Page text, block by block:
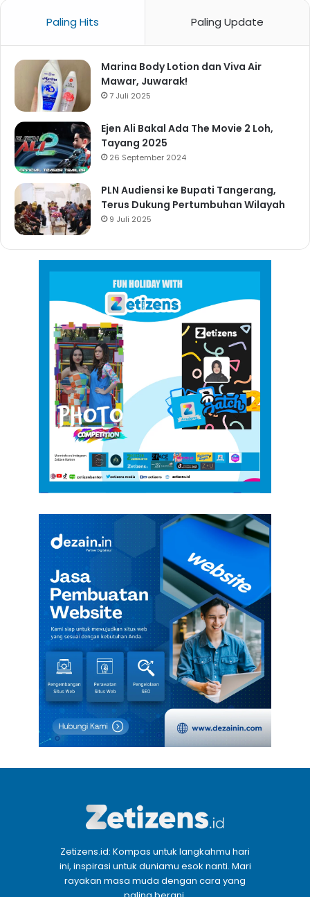
Paling Hits Paling Update
Marina Body Lotion dan Viva Air
Mawar, Juwarak!
7 Juli 2025
Ejen Ali Bakal Ada The Movie 2 Loh,
Tayang 2025
26 September 2024
PLN Audiensi ke Bupati Tangerang,
Terus Dukung Pertumbuhan Wilayah
9 Juli 2025
Zetizens.id: Kompas untuk langkahmu hari
ini, inspirasi untuk duniamu esok nanti. Mari
rayakan masa muda dengan cara yang